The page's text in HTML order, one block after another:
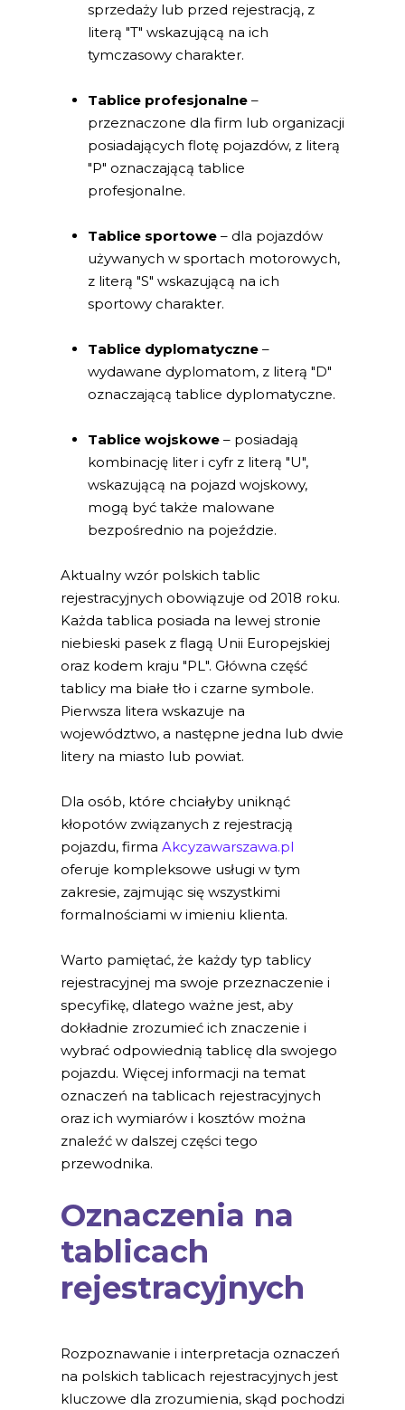
sprzedaży lub przed rejestracją, z
literą "T" wskazującą na ich
tymczasowy charakter.
Tablice profesjonalne –
przeznaczone dla firm lub organizacji
posiadających flotę pojazdów, z literą
"P" oznaczającą tablice
profesjonalne.
Tablice sportowe – dla pojazdów
używanych w sportach motorowych,
z literą "S" wskazującą na ich
sportowy charakter.
Tablice dyplomatyczne –
wydawane dyplomatom, z literą "D"
oznaczającą tablice dyplomatyczne.
Tablice wojskowe – posiadają
kombinację liter i cyfr z literą "U",
wskazującą na pojazd wojskowy,
mogą być także malowane
bezpośrednio na pojeździe.
Aktualny wzór polskich tablic
rejestracyjnych obowiązuje od 2018 roku.
Każda tablica posiada na lewej stronie
niebieski pasek z flagą Unii Europejskiej
oraz kodem kraju "PL". Główna część
tablicy ma białe tło i czarne symbole.
Pierwsza litera wskazuje na
województwo, a następne jedna lub dwie
litery na miasto lub powiat.
Dla osób, które chciałyby uniknąć
kłopotów związanych z rejestracją
pojazdu, firma Akcyzawarszawa.pl
oferuje kompleksowe usługi w tym
zakresie, zajmując się wszystkimi
formalnościami w imieniu klienta.
Warto pamiętać, że każdy typ tablicy
rejestracyjnej ma swoje przeznaczenie i
specyfikę, dlatego ważne jest, aby
dokładnie zrozumieć ich znaczenie i
wybrać odpowiednią tablicę dla swojego
pojazdu. Więcej informacji na temat
oznaczeń na tablicach rejestracyjnych
oraz ich wymiarów i kosztów można
znaleźć w dalszej części tego
przewodnika.
Oznaczenia na
tablicach
rejestracyjnych
Rozpoznawanie i interpretacja oznaczeń
na polskich tablicach rejestracyjnych jest
kluczowe dla zrozumienia, skąd pochodzi